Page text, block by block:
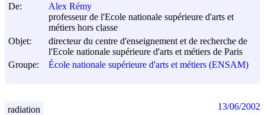
De:
Alex Rémy
professeur de l'Ecole nationale supérieure d'arts et
métiers hors classe
Objet:
directeur du centre d'enseignement et de recherche de
l'Ecole nationale supérieure d'arts et métiers de Paris
Groupe:
École nationale supérieure d'arts et métiers (ENSAM)
radiation 13/06/2002